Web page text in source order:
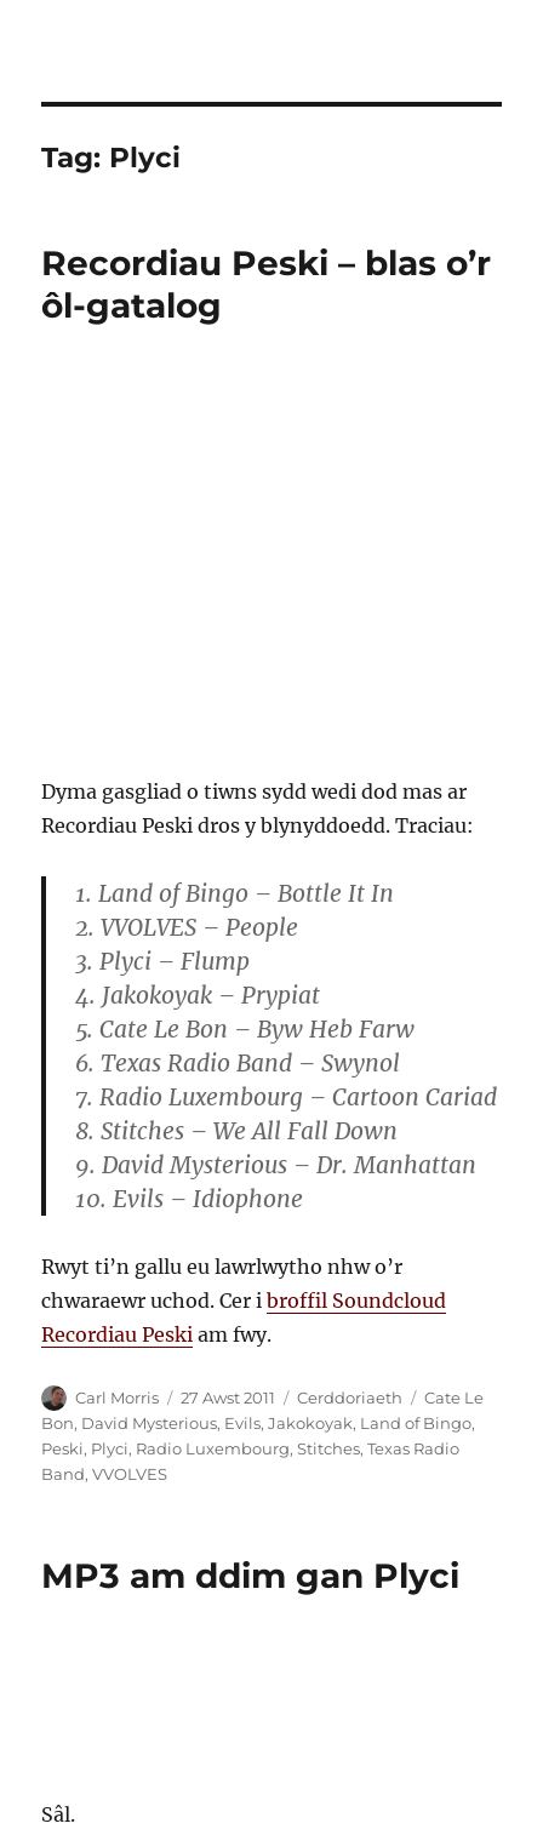
Tag: Plyci
Recordiau Peski – blas o’r
ôl-gatalog
Dyma gasgliad o tiwns sydd wedi dod mas ar
Recordiau Peski dros y blynyddoedd. Traciau:
1. Land of Bingo – Bottle It In
2. VVOLVES – People
3. Plyci – Flump
4. Jakokoyak – Prypiat
5. Cate Le Bon – Byw Heb Farw
6. Texas Radio Band – Swynol
7. Radio Luxembourg – Cartoon Cariad
8. Stitches – We All Fall Down
9. David Mysterious – Dr. Manhattan
10. Evils – Idiophone
Rwyt ti’n gallu eu lawrlwytho nhw o’r
chwaraewr uchod. Cer ibroffil Soundcloud
Recordiau Peski am fwy.
Awdur
Carl Morris
Cofnodwyd
ar
27 Awst 2011 Categorïau
Cerddoriaeth Tagiau
Cate Le
Bon, David Mysterious, Evils,Jakokoyak, Land of Bingo,
Peski, Plyci, Radio Luxembourg,Stitches,Texas Radio
Band,VVOLVES
MP3 am ddim gan Plyci
Sâl.